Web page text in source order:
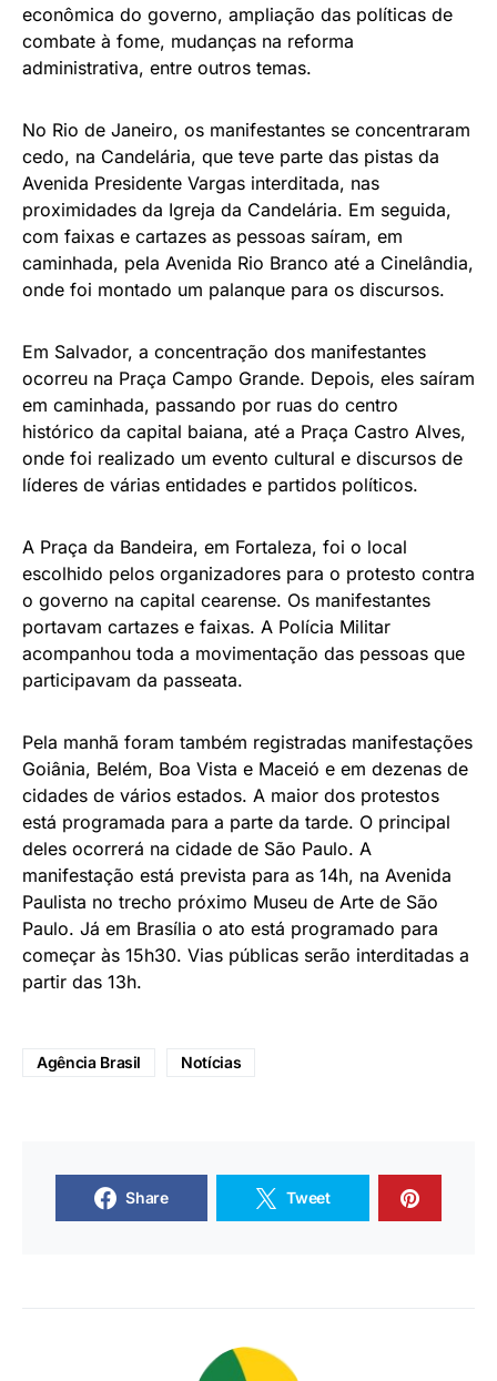
econômica do governo, ampliação das políticas de
combate à fome, mudanças na reforma
administrativa, entre outros temas.
No Rio de Janeiro, os manifestantes se concentraram
cedo, na Candelária, que teve parte das pistas da
Avenida Presidente Vargas interditada, nas
proximidades da Igreja da Candelária. Em seguida,
com faixas e cartazes as pessoas saíram, em
caminhada, pela Avenida Rio Branco até a Cinelândia,
onde foi montado um palanque para os discursos.
Em Salvador, a concentração dos manifestantes
ocorreu na Praça Campo Grande. Depois, eles saíram
em caminhada, passando por ruas do centro
histórico da capital baiana, até a Praça Castro Alves,
onde foi realizado um evento cultural e discursos de
líderes de várias entidades e partidos políticos.
A Praça da Bandeira, em Fortaleza, foi o local
escolhido pelos organizadores para o protesto contra
o governo na capital cearense. Os manifestantes
portavam cartazes e faixas. A Polícia Militar
acompanhou toda a movimentação das pessoas que
participavam da passeata.
Pela manhã foram também registradas manifestações
Goiânia, Belém, Boa Vista e Maceió e em dezenas de
cidades de vários estados. A maior dos protestos
está programada para a parte da tarde. O principal
deles ocorrerá na cidade de São Paulo. A
manifestação está prevista para as 14h, na Avenida
Paulista no trecho próximo Museu de Arte de São
Paulo. Já em Brasília o ato está programado para
começar às 15h30. Vias públicas serão interditadas a
partir das 13h.
Agência Brasil Notícias
Share Tweet